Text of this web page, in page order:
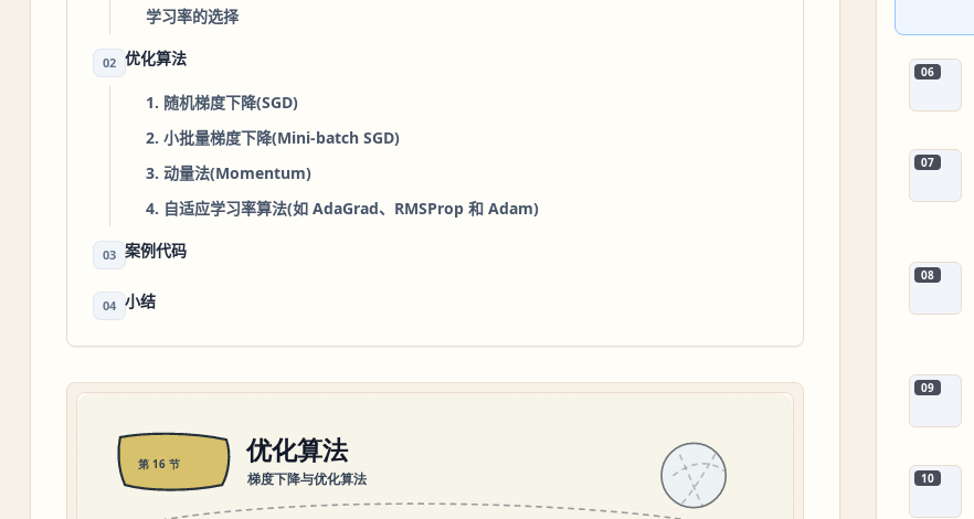
学习率的选择
02 优化算法
1. 随机梯度下降(SGD)
2. 小批量梯度下降(Mini-batch SGD)
3. 动量法(Momentum)
4. 自适应学习率算法(如 AdaGrad、RMSProp 和 Adam)
03 案例代码
04 小结
06
07
08
09
10